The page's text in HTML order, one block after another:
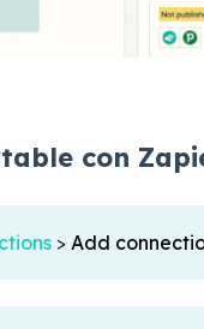
con
> Add